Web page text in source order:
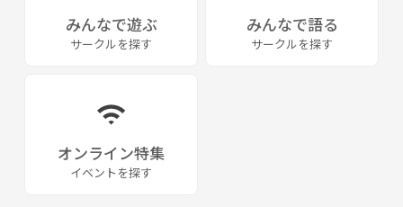
《つなげーと上でのLINE IDの交換・聞き出す行為は禁止されています》
みんなで遊ぶ
サークルを探す
みんなで語る
サークルを探す
オンライン特集
イベントを探す